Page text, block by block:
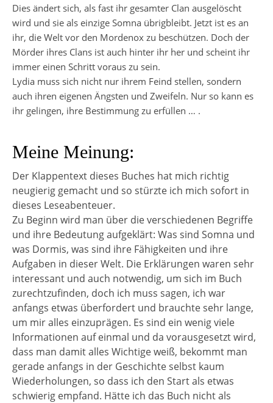
Dies ändert sich, als fast ihr gesamter Clan ausgelöscht
wird und sie als einzige Somna übrigbleibt. Jetzt ist es an
ihr, die Welt vor den Mordenox zu beschützen. Doch der
Mörder ihres Clans ist auch hinter ihr her und scheint ihr
immer einen Schritt voraus zu sein.
Lydia muss sich nicht nur ihrem Feind stellen, sondern
auch ihren eigenen Ängsten und Zweifeln. Nur so kann es
ihr gelingen, ihre Bestimmung zu erfüllen … .
Meine Meinung:
Der Klappentext dieses Buches hat mich richtig
neugierig gemacht und so stürzte ich mich sofort in
dieses Leseabenteuer.
Zu Beginn wird man über die verschiedenen Begriffe
und ihre Bedeutung aufgeklärt: Was sind Somna und
was Dormis, was sind ihre Fähigkeiten und ihre
Aufgaben in dieser Welt. Die Erklärungen waren sehr
interessant und auch notwendig, um sich im Buch
zurechtzufinden, doch ich muss sagen, ich war
anfangs etwas überfordert und brauchte sehr lange,
um mir alles einzuprägen. Es sind ein wenig viele
Informationen auf einmal und da vorausgesetzt wird,
dass man damit alles Wichtige weiß, bekommt man
gerade anfangs in der Geschichte selbst kaum
Wiederholungen, so dass ich den Start als etwas
schwierig empfand. Hätte ich das Buch nicht als